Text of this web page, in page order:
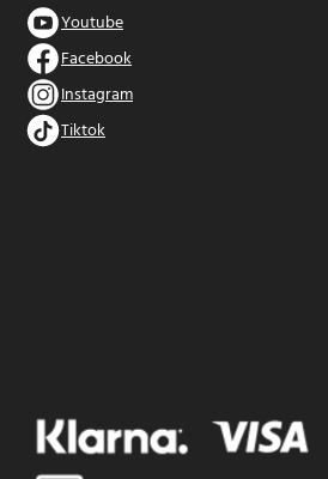
Youtube
Facebook
Instagram
Tiktok